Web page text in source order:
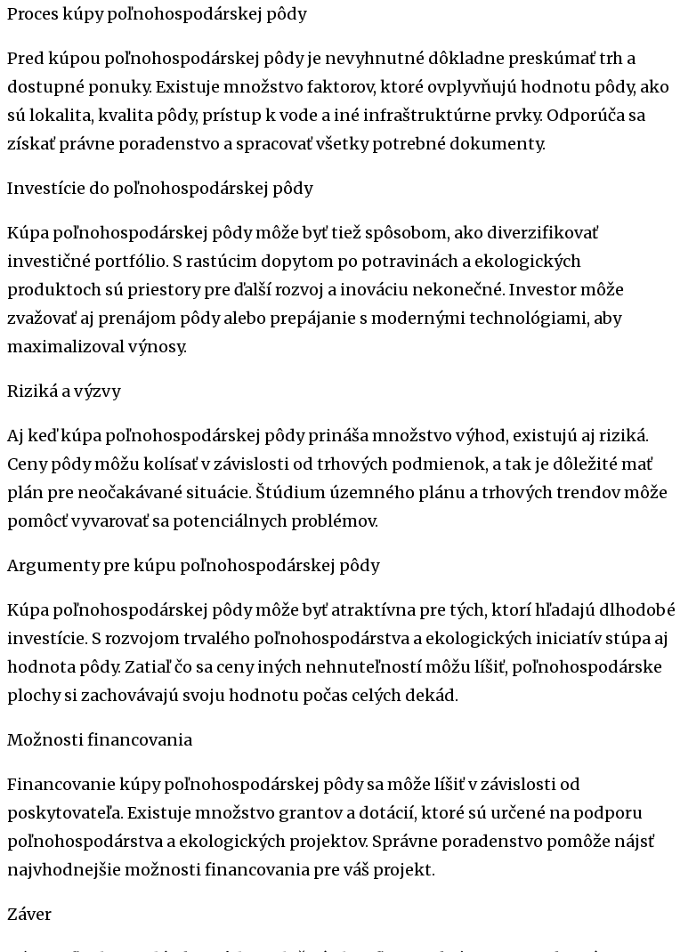
Proces kúpy poľnohospodárskej pôdy
Pred kúpou poľnohospodárskej pôdy je nevyhnutné dôkladne preskúmať trh a
dostupné ponuky. Existuje množstvo faktorov, ktoré ovplyvňujú hodnotu pôdy, ako
sú lokalita, kvalita pôdy, prístup k vode a iné infraštruktúrne prvky. Odporúča sa
získať právne poradenstvo a spracovať všetky potrebné dokumenty.
Investície do poľnohospodárskej pôdy
Kúpa poľnohospodárskej pôdy môže byť tiež spôsobom, ako diverzifikovať
investičné portfólio. S rastúcim dopytom po potravinách a ekologických
produktoch sú priestory pre ďalší rozvoj a inováciu nekonečné. Investor môže
zvažovať aj prenájom pôdy alebo prepájanie s modernými technológiami, aby
maximalizoval výnosy.
Riziká a výzvy
Aj keď kúpa poľnohospodárskej pôdy prináša množstvo výhod, existujú aj riziká.
Ceny pôdy môžu kolísať v závislosti od trhových podmienok, a tak je dôležité mať
plán pre neočakávané situácie. Štúdium územného plánu a trhových trendov môže
pomôcť vyvarovať sa potenciálnych problémov.
Argumenty pre kúpu poľnohospodárskej pôdy
Kúpa poľnohospodárskej pôdy môže byť atraktívna pre tých, ktorí hľadajú dlhodobé
investície. S rozvojom trvalého poľnohospodárstva a ekologických iniciatív stúpa aj
hodnota pôdy. Zatiaľ čo sa ceny iných nehnuteľností môžu líšiť, poľnohospodárske
plochy si zachovávajú svoju hodnotu počas celých dekád.
Možnosti financovania
Financovanie kúpy poľnohospodárskej pôdy sa môže líšiť v závislosti od
poskytovateľa. Existuje množstvo grantov a dotácií, ktoré sú určené na podporu
poľnohospodárstva a ekologických projektov. Správne poradenstvo pomôže nájsť
najvhodnejšie možnosti financovania pre váš projekt.
Záver